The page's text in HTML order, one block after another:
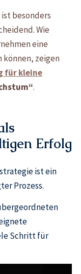
besonders
Wie
eine
zeigen
für kleine
.
Erfolg
ist ein
Prozess.
Schritt für